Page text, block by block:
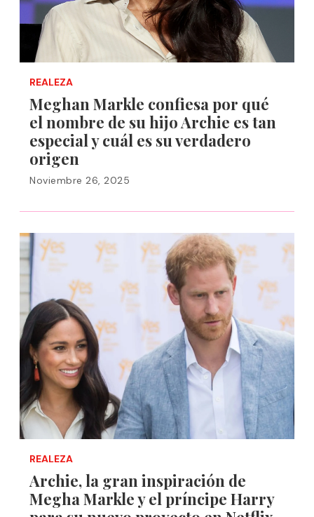
REALEZA
Meghan Markle confiesa por qué
el nombre de su hijo Archie es tan
especial y cuál es su verdadero
origen
Noviembre 26, 2025
REALEZA
Archie, la gran inspiración de
Megha Markle y el príncipe Harry